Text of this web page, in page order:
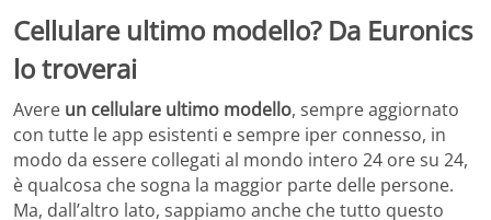
Cellulare ultimo modello? Da Euronics
lo troverai
Avere un cellulare ultimo modello, sempre aggiornato
con tutte le app esistenti e sempre iper connesso, in
modo da essere collegati al mondo intero 24 ore su 24,
è qualcosa che sogna la maggior parte delle persone.
Ma, dall’altro lato, sappiamo anche che tutto questo